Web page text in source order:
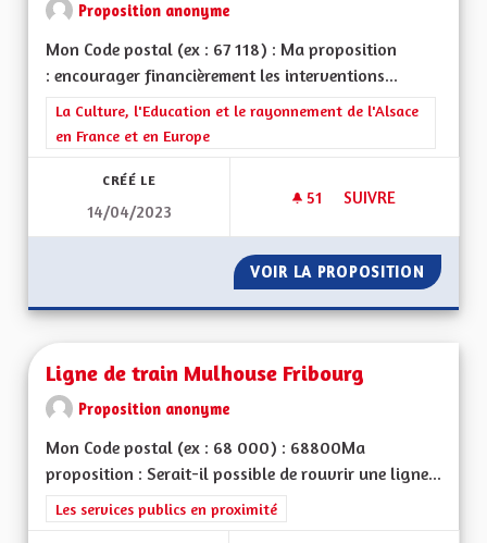
Proposition anonyme
Mon Code postal (ex : 67 118) : Ma proposition
: encourager financièrement les interventions...
Filtrer les résultats de la catégorie : La Culture, l'Education et
La Culture, l'Education et le rayonnement de l'Alsace
en France et en Europe
CRÉÉ LE
14/04/2023
51 51 ABONNÉS
SUIVRE
VOIR LA PROPOSITION
Ligne de train Mulhouse Fribourg
Proposition anonyme
Mon Code postal (ex : 68 000) : 68800Ma
proposition : Serait-il possible de rouvrir une ligne...
Filtrer les résultats de la catégorie : Les services publics en
Les services publics en proximité